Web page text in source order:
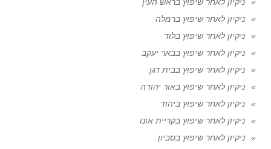
ניקיון לאחר שיפוץ ברמלה
ניקיון לאחר שיפוץ בלוד
ניקיון לאחר שיפוץ בבאר יעקב
ניקיון לאחר שיפוץ בבית דגן
ניקיון לאחר שיפוץ באור יהודה
ניקיון לאחר שיפוץ ביהוד
ניקיון לאחר שיפוץ בקריית אונו
ניקיון לאחר שיפוץ בסביון